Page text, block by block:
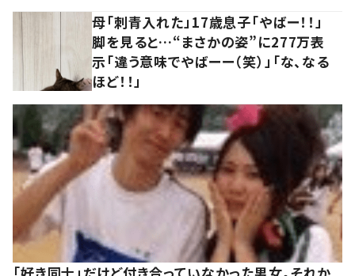
母「刺青入れた」17歳息子「やばー！！」
脚を見ると…“まさかの姿”に277万表
示「違う意味でやばーー（笑）」「な、なる
ほど！！」